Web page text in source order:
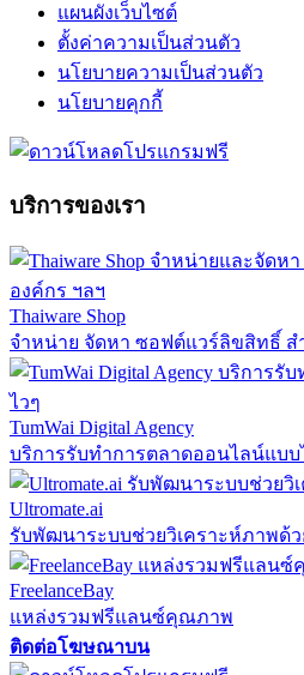
แผนผังเว็บไซต์
ตั้งค่าความเป็นส่วนตัว
นโยบายความเป็นส่วนตัว
นโยบายคุกกี้
บริการของเรา
Thaiware Shop
จำหน่าย จัดหา ซอฟต์แวร์ลิขสิทธิ์ ส
TumWai Digital Agency
บริการรับทำการตลาดออนไลน์แบบ
Ultromate.ai
รับพัฒนาระบบช่วยวิเคราะห์ภาพด้
FreelanceBay
แหล่งรวมฟรีแลนซ์คุณภาพ
ติดต่อโฆษณาบน